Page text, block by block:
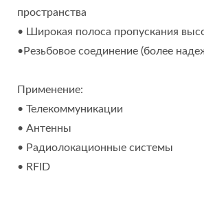
пространства
• Широкая полоса пропускания
•Резьбовое соединение (более
Применение:
• Телекоммуникации
• Антенны
• Радиолокационные системы
• RFID